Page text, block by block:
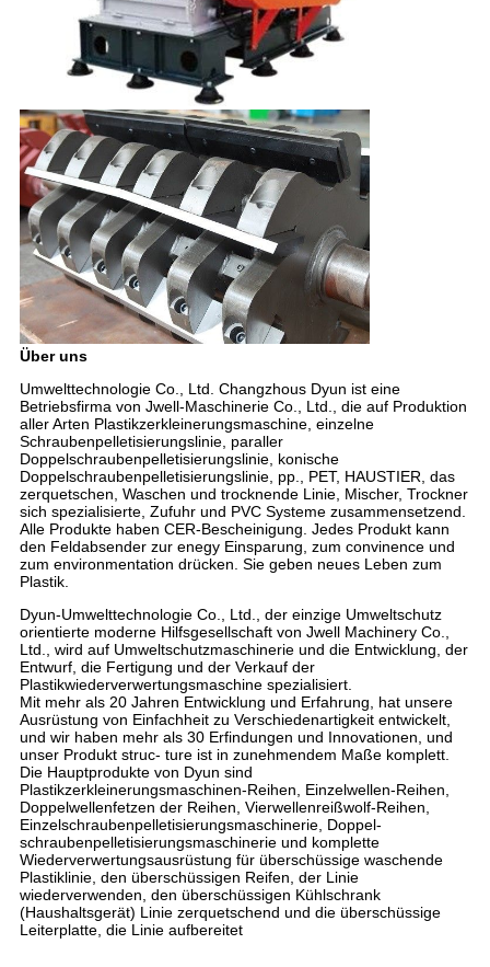
Über uns
Umwelttechnologie Co., Ltd. Changzhous Dyun ist eine
Betriebsfirma von Jwell-Maschinerie Co., Ltd., die auf Produktion
aller Arten Plastikzerkleinerungsmaschine, einzelne
Schraubenpelletisierungslinie, paraller
Doppelschraubenpelletisierungslinie, konische
Doppelschraubenpelletisierungslinie, pp., PET, HAUSTIER, das
zerquetschen, Waschen und trocknende Linie, Mischer, Trockner
sich spezialisierte, Zufuhr und PVC Systeme zusammensetzend.
Alle Produkte haben CER-Bescheinigung. Jedes Produkt kann
den Feldabsender zur enegy Einsparung, zum convinence und
zum environmentation drücken. Sie geben neues Leben zum
Plastik.
Dyun-Umwelttechnologie Co., Ltd., der einzige Umweltschutz
orientierte moderne Hilfsgesellschaft von Jwell Machinery Co.,
Ltd., wird auf Umweltschutzmaschinerie und die Entwicklung, der
Entwurf, die Fertigung und der Verkauf der
Plastikwiederverwertungsmaschine spezialisiert.
Mit mehr als 20 Jahren Entwicklung und Erfahrung, hat unsere
Ausrüstung von Einfachheit zu Verschiedenartigkeit entwickelt,
und wir haben mehr als 30 Erfindungen und Innovationen, und
unser Produkt struc- ture ist in zunehmendem Maße komplett.
Die Hauptprodukte von Dyun sind
Plastikzerkleinerungsmaschinen-Reihen, Einzelwellen-Reihen,
Doppelwellenfetzen der Reihen, Vierwellenreißwolf-Reihen,
Einzelschraubenpelletisierungsmaschinerie, Doppel-
schraubenpelletisierungsmaschinerie und komplette
Wiederverwertungsausrüstung für überschüssige waschende
Plastiklinie, den überschüssigen Reifen, der Linie
wiederverwenden, den überschüssigen Kühlschrank
(Haushaltsgerät) Linie zerquetschend und die überschüssige
Leiterplatte, die Linie aufbereitet